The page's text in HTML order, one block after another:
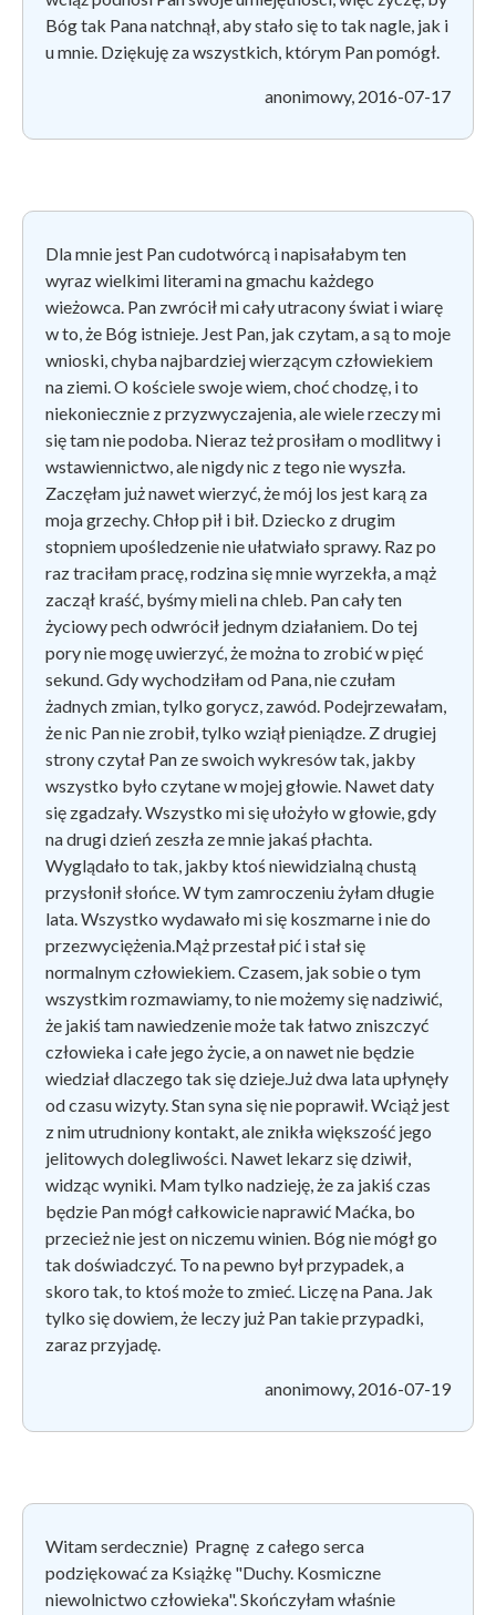
Bóg tak Pana natchnął, aby stało się to tak nagle, jak i
u mnie. Dziękuję za wszystkich, którym Pan pomógł.
anonimowy, 2016-07-17
Dla mnie jest Pan cudotwórcą i napisałabym ten
wyraz wielkimi literami na gmachu każdego
wieżowca. Pan zwrócił mi cały utracony świat i wiarę
w to, że Bóg istnieje. Jest Pan, jak czytam, a są to moje
wnioski, chyba najbardziej wierzącym człowiekiem
na ziemi. O kościele swoje wiem, choć chodzę, i to
niekoniecznie z przyzwyczajenia, ale wiele rzeczy mi
się tam nie podoba. Nieraz też prosiłam o modlitwy i
wstawiennictwo, ale nigdy nic z tego nie wyszła.
Zaczęłam już nawet wierzyć, że mój los jest karą za
moja grzechy. Chłop pił i bił. Dziecko z drugim
stopniem upośledzenie nie ułatwiało sprawy. Raz po
raz traciłam pracę, rodzina się mnie wyrzekła, a mąż
zaczął kraść, byśmy mieli na chleb. Pan cały ten
życiowy pech odwrócił jednym działaniem. Do tej
pory nie mogę uwierzyć, że można to zrobić w pięć
sekund. Gdy wychodziłam od Pana, nie czułam
żadnych zmian, tylko gorycz, zawód. Podejrzewałam,
że nic Pan nie zrobił, tylko wziął pieniądze. Z drugiej
strony czytał Pan ze swoich wykresów tak, jakby
wszystko było czytane w mojej głowie. Nawet daty
się zgadzały. Wszystko mi się ułożyło w głowie, gdy
na drugi dzień zeszła ze mnie jakaś płachta.
Wyglądało to tak, jakby ktoś niewidzialną chustą
przysłonił słońce. W tym zamroczeniu żyłam długie
lata. Wszystko wydawało mi się koszmarne i nie do
przezwyciężenia.Mąż przestał pić i stał się
normalnym człowiekiem. Czasem, jak sobie o tym
wszystkim rozmawiamy, to nie możemy się nadziwić,
że jakiś tam nawiedzenie może tak łatwo zniszczyć
człowieka i całe jego życie, a on nawet nie będzie
wiedział dlaczego tak się dzieje.Już dwa lata upłynęły
od czasu wizyty. Stan syna się nie poprawił. Wciąż jest
z nim utrudniony kontakt, ale znikła większość jego
jelitowych dolegliwości. Nawet lekarz się dziwił,
widząc wyniki. Mam tylko nadzieję, że za jakiś czas
będzie Pan mógł całkowicie naprawić Maćka, bo
przecież nie jest on niczemu winien. Bóg nie mógł go
tak doświadczyć. To na pewno był przypadek, a
skoro tak, to ktoś może to zmieć. Liczę na Pana. Jak
tylko się dowiem, że leczy już Pan takie przypadki,
zaraz przyjadę.
anonimowy, 2016-07-19
Witam serdecznie) Pragnę z całego serca
podziękować za Książkę "Duchy. Kosmiczne
niewolnictwo człowieka". Skończyłam właśnie